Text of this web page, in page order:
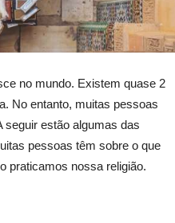
no mundo. Existem quase 2
No entanto, muitas pessoas
seguir estão algumas das
pessoas têm sobre o que
praticamos nossa religião.